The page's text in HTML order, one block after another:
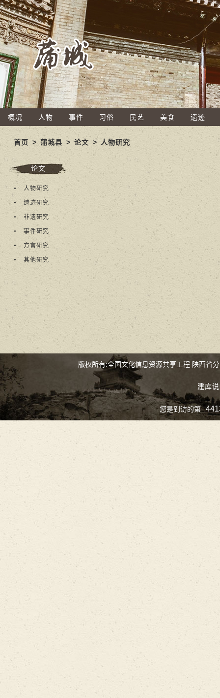
概况 人物 事件 习俗 民艺 美食 遗迹
首页 >蒲城县 > 论文 > 人物研究
论文
人物研究
遗迹研究
非遗研究
事件研究
方言研究
其他研究
版权所有:全国文化信息资源共享工程 陕西省
建库
您是到访的第